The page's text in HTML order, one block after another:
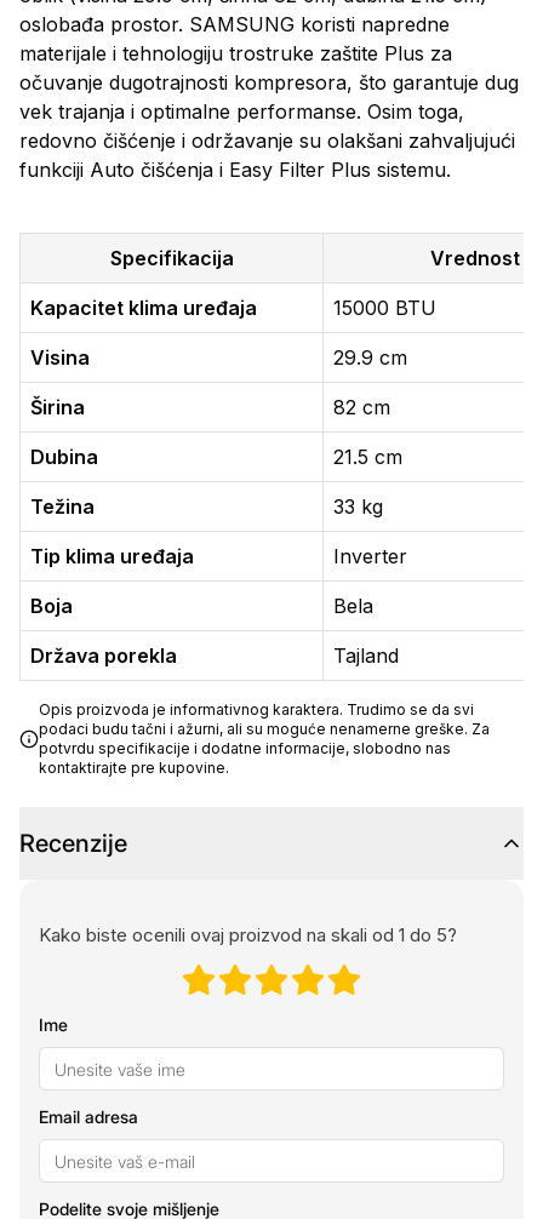
oslobađa prostor. SAMSUNG koristi napredne
materijale i tehnologiju trostruke zaštite Plus za
očuvanje dugotrajnosti kompresora, što garantuje dug
vek trajanja i optimalne performanse. Osim toga,
redovno čišćenje i održavanje su olakšani zahvaljujući
funkciji Auto čišćenja i Easy Filter Plus sistemu.
Specifikacija Vrednost
Kapacitet klima uređaja 15000 BTU
Visina 29.9 cm
Širina 82 cm
Dubina 21.5 cm
Težina 33 kg
Tip klima uređaja Inverter
Boja Bela
Država porekla Tajland
Opis proizvoda je informativnog karaktera. Trudimo se da svi
podaci budu tačni i ažurni, ali su moguće nenamerne greške. Za
potvrdu specifikacije i dodatne informacije, slobodno nas
kontaktirajte pre kupovine.
Recenzije
Kako biste ocenili ovaj proizvod na skali od 1 do 5?
Ime
Email adresa
Podelite svoje mišljenje